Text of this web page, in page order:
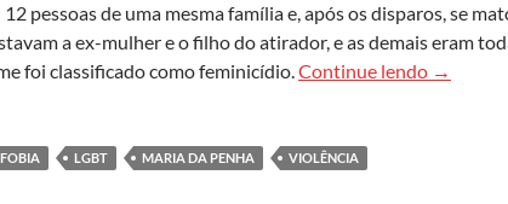
pessoas de uma mesma família e, após os disparos, se
a ex-mulher e o filho do atirador, e as demais eram
foi classificado como feminicídio.Continue lendo →
LGBT MARIA DA PENHA VIOLÊNCIA